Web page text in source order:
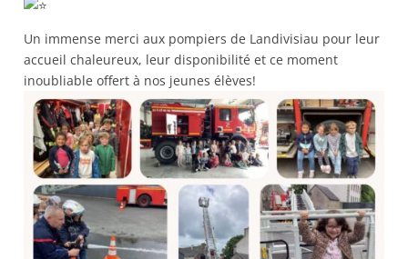
Un immense merci aux pompiers de Landivisiau pour leur
accueil chaleureux, leur disponibilité et ce moment
inoubliable offert à nos jeunes élèves!